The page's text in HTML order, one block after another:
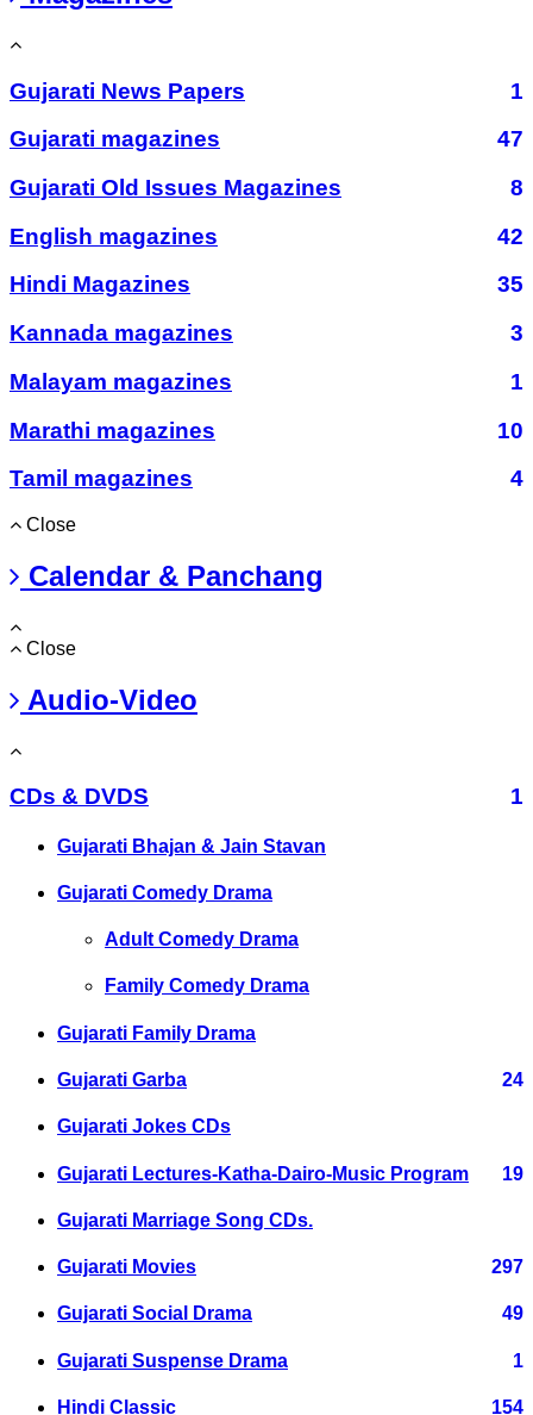
Gujarati News Papers
1
Gujarati magazines
47
Gujarati Old Issues Magazines
8
English magazines
42
Hindi Magazines
35
Kannada magazines
3
Malayam magazines
1
Marathi magazines
10
Tamil magazines
4
Close
Calendar & Panchang
Close
Audio-Video
CDs & DVDS 1
Gujarati Bhajan & Jain Stavan
Gujarati Comedy Drama
Adult Comedy Drama
Family Comedy Drama
Gujarati Family Drama
Gujarati Garba 24
Gujarati Jokes CDs
Gujarati Lectures-Katha-Dairo-Music Program 19
Gujarati Marriage Song CDs.
Gujarati Movies 297
Gujarati Social Drama 49
Gujarati Suspense Drama 1
Hindi Classic 154